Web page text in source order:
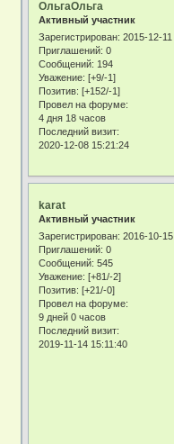
ОльгаОльга
Активный участник
Зарегистрирован: 2015-12-11
Приглашений: 0
Сообщений: 194
Уважение: [+9/-1]
Позитив: [+152/-1]
Провел на форуме:
4 дня 18 часов
Последний визит:
2020-12-08 15:21:24
karat
Активный участник
Зарегистрирован: 2016-10-15
Приглашений: 0
Сообщений: 545
Уважение: [+81/-2]
Позитив: [+21/-0]
Провел на форуме:
9 дней 0 часов
Последний визит:
2019-11-14 15:11:40